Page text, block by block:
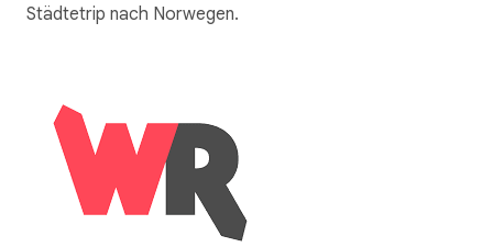
Städtetrip nach Norwegen.